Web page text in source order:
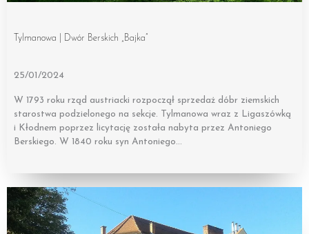
Tylmanowa | Dwór Berskich „Bajka”
25/01/2024
W 1793 roku rząd austriacki rozpoczął sprzedaż dóbr ziemskich
starostwa podzielonego na sekcje. Tylmanowa wraz z Ligaszówką
i Kłodnem poprzez licytację została nabyta przez Antoniego
Berskiego. W 1840 roku syn Antoniego…